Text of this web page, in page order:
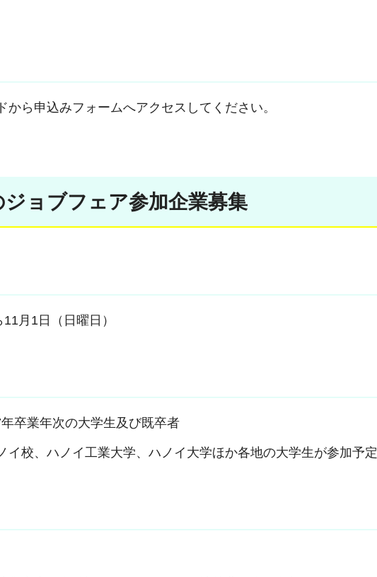
ら申込みフォームへアクセスしてください。
ョブフェア参加企業募集
月1日（日曜日）
卒業年次の大学生及び既卒者
イ校、ハノイ工業大学、ハノイ大学ほか各地の大学生が参加予定